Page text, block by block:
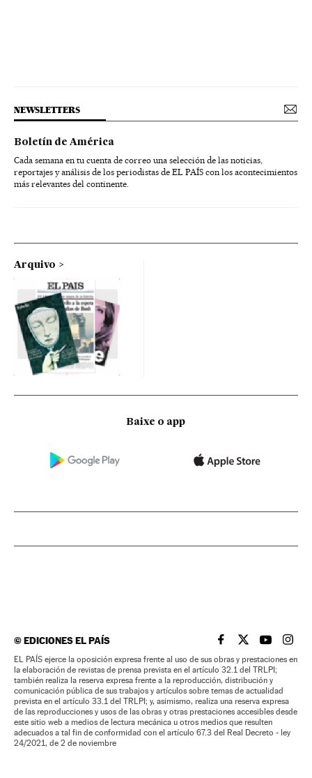
NEWSLETTERS
Boletín de América
Cada semana en tu cuenta de correo una selección de las noticias,
reportajes y análisis de los periodistas de EL PAÍS con los acontecimientos
más relevantes del continente.
Arquivo
Baixe o app
©EDICIONES EL PAÍS EL PAÍS BRASIL EN
EL PAÍSEL PAÍS
EL
EL PAÍS ejerce la oposición expresa frente al uso de sus obras y prestaciones en
la elaboración de revistas de prensa prevista en el artículo 32.1 del TRLPI;
también realiza la reserva expresa frente a la reproducción, distribución y
comunicación pública de sus trabajos y artículos sobre temas de actualidad
prevista en el artículo 33.1 del TRLPI; y, asimismo, realiza una reserva expresa
de las reproducciones y usos de las obras y otras prestaciones accesibles desde
este sitio web a medios de lectura mecánica u otros medios que resulten
adecuados a tal fin de conformidad con el artículo 67.3 del Real Decreto - ley
24/2021, de 2 de noviembre